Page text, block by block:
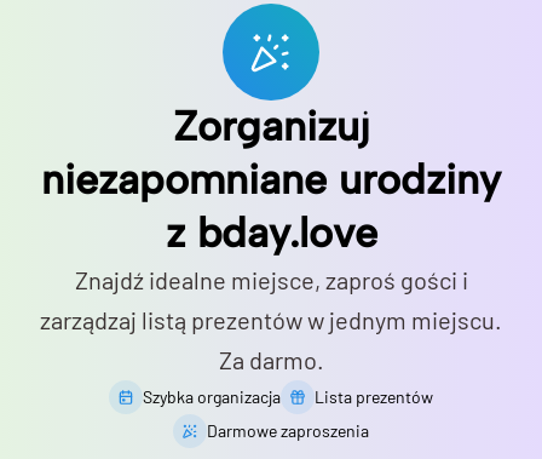
Zorganizuj
niezapomniane urodziny
z bday.love
Znajdź idealne miejsce, zaproś gości i
zarządzaj listą prezentów w jednym miejscu.
Za darmo.
Szybka organizacja
Lista prezentów
Darmowe zaproszenia